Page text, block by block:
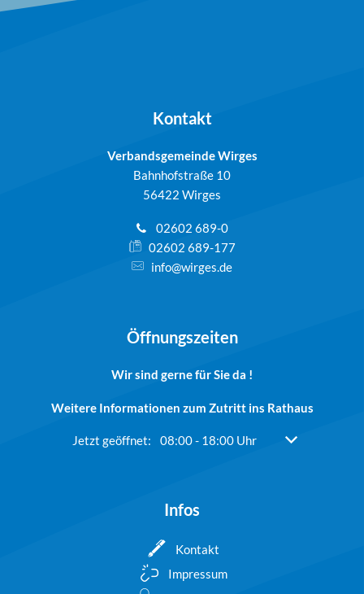
Kontakt
Verbandsgemeinde Wirges
Bahnhofstraße 10
56422 Wirges
02602 689-0
02602 689-177
info@wirges.de
Öffnungszeiten
Wir sind gerne für Sie da !
Weitere Informationen zum Zutritt ins Rathaus
Klicken, um weitere Öffnungs- oder Schließzeiten
Jetzt geöffnet: 08:00- 18:00 Uhr Von 08:00 bis
Infos
Kontakt
Impressum